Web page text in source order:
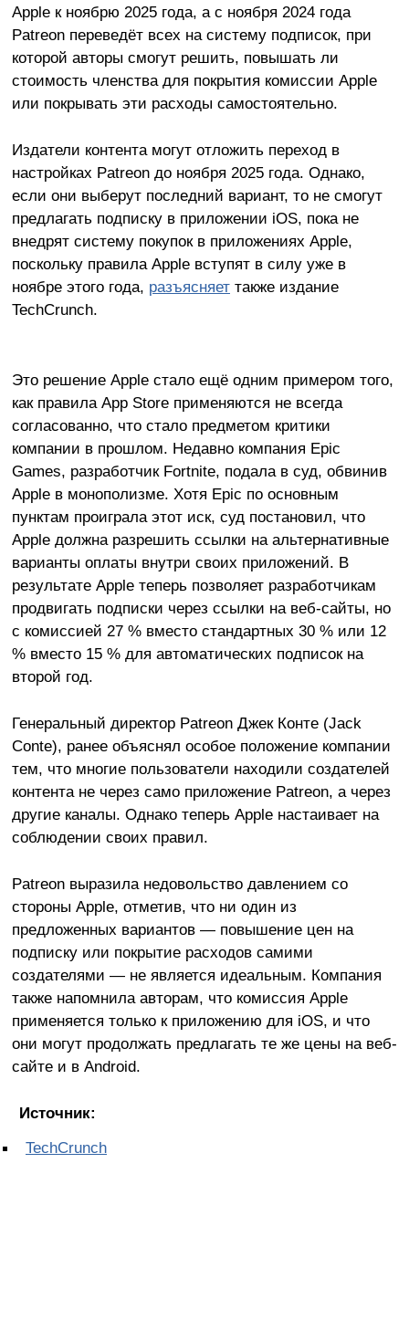
Apple к ноябрю 2025 года, а с ноября 2024 года
Patreon переведёт всех на систему подписок, при
которой авторы смогут решить, повышать ли
стоимость членства для покрытия комиссии Apple
или покрывать эти расходы самостоятельно.
Издатели контента могут отложить переход в
настройках Patreon до ноября 2025 года. Однако,
если они выберут последний вариант, то не смогут
предлагать подписку в приложении iOS, пока не
внедрят систему покупок в приложениях Apple,
поскольку правила Apple вступят в силу уже в
ноябре этого года, разъясняеттакже издание
TechCrunch.
Это решение Apple стало ещё одним примером того,
как правила App Store применяются не всегда
согласованно, что стало предметом критики
компании в прошлом. Недавно компания Epic
Games, разработчик Fortnite, подала в суд, обвинив
Apple в монополизме. Хотя Epic по основным
пунктам проиграла этот иск, суд постановил, что
Apple должна разрешить ссылки на альтернативные
варианты оплаты внутри своих приложений. В
результате Apple теперь позволяет разработчикам
продвигать подписки через ссылки на веб-сайты, но
с комиссией 27 % вместо стандартных 30 % или 12
% вместо 15 % для автоматических подписок на
второй год.
Генеральный директор Patreon Джек Конте (Jack
Conte), ранее объяснял особое положение компании
тем, что многие пользователи находили создателей
контента не через само приложение Patreon, а через
другие каналы. Однако теперь Apple настаивает на
соблюдении своих правил.
Patreon выразила недовольство давлением со
стороны Apple, отметив, что ни один из
предложенных вариантов — повышение цен на
подписку или покрытие расходов самими
создателями — не является идеальным. Компания
также напомнила авторам, что комиссия Apple
применяется только к приложению для iOS, и что
они могут продолжать предлагать те же цены на веб-
сайте и в Android.
Источник:
TechCrunch